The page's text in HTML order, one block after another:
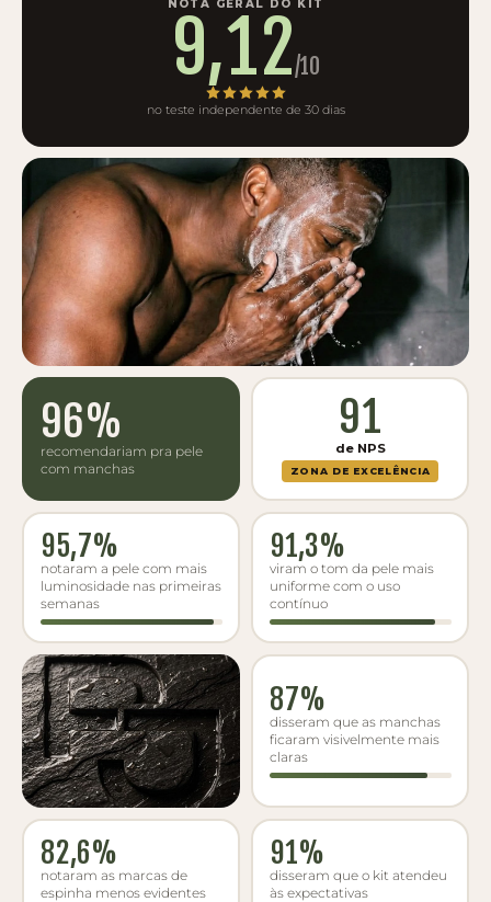
NOTA GERAL DO KIT
9,12/10
no teste independente de 30 dias
96%
recomendariam pra pele
com manchas
91
de NPS
ZONA DE EXCELÊNCIA
95,7%
notaram a pele com mais
luminosidade nas primeiras
semanas
91,3%
viram o tom da pele mais
uniforme com o uso
contínuo
87%
disseram que as manchas
ficaram visivelmente mais
claras
82,6%
notaram as marcas de
espinha menos evidentes
91%
disseram que o kit atendeu
às expectativas